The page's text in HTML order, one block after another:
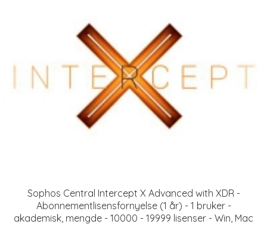
Sophos Central Intercept X Advanced with XDR -
Abonnementlisensfornyelse (1 år) - 1 bruker -
akademisk, mengde - 10000 - 19999 lisenser - Win, Mac